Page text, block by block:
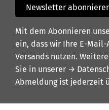
Newsletter
Mit dem Abonnieren
ein, dass wir Ihre E-Mail-
Versands nutzen.
Sie in unserer →
Abmeldung ist jederzeit